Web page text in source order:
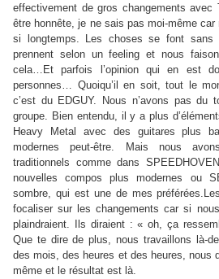
effectivement de gros changements avec
être honnête, je ne sais pas moi-même
si longtemps. Les choses se font sans
prennent selon un feeling et nous
cela…Et parfois l’opinion qui en est
personnes… Quoiqu’il en soit, tout le
c’est du EDGUY. Nous n’avons pas du
groupe. Bien entendu, il y a plus
Heavy Metal avec des guitares plus
modernes peut-être. Mais nous
traditionnels comme dans
nouvelles compos plus modernes ou
sombre, qui est une de mes
focaliser sur les changements car si
plaindraient. Ils diraient : « oh, ça
Que te dire de plus, nous travaillons là-
des mois, des heures et des heures, nous
même et le résultat est là.